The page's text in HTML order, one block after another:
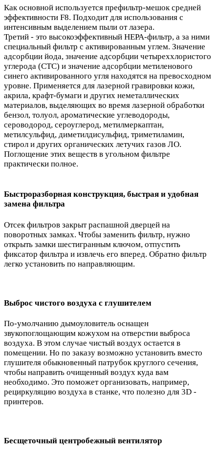
Как основной используется префильтр-мешок средней
эффективности F8. Подходит для использования с
интенсивным выделением пыли от лазера.
Третий - это высокоэффективный HEPA-фильтр, а за ними
специальный фильтр с активированным углем. Значение
адсорбции йода, значение адсорбции четыреххлористого
углерода (CTC) и значение адсорбции метиленового
синего активированного угля находятся на превосходном
уровне. Применяется для лазерной гравировки кожи,
акрила, крафт-бумаги и других неметаллических
материалов, выделяющих во время лазерной обработки
бензол, толуол, ароматические углеводороды,
сероводород, сероуглерод, метилмеркаптан,
метилсульфид, диметилдисульфид, триметиламин,
стирол и других органических летучих газов ЛО.
Поглощение этих веществ в угольном фильтре
практически полное.
Быстроразборная конструкция, быстрая и удобная
замена фильтра
Отсек фильтров закрыт распашной дверцей на
поворотных замках. Чтобы заменить фильтр, нужно
открыть замки шестигранным ключом, отпустить
фиксатор фильтра и извлечь его вперед. Обратно фильтр
легко установить по направляющим.
Выброс чистого воздуха с глушителем
По-умолчанию дымоуловитель оснащен
звукопоглощающим кожухом на отверстии выброса
воздуха. В этом случае чистый воздух остается в
помещении. Но по заказу возможно установить вместо
глушителя обыкновенный патрубок круглого сечения,
чтобы направить очищенный воздух куда вам
необходимо. Это поможет организовать, например,
рециркуляцию воздуха в станке, что полезно для 3D -
принтеров.
Бесщеточный центробежный вентилятор